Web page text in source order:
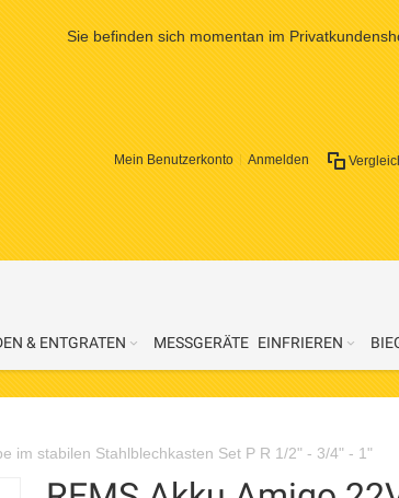
Sie befinden sich momentan im
Mein Benutzerkonto Anmelden
& ENTGRATEN MESSGERÄTE EINFRIEREN
im stabilen Stahlblechkasten Set P R 1/2" - 3/4" - 1"